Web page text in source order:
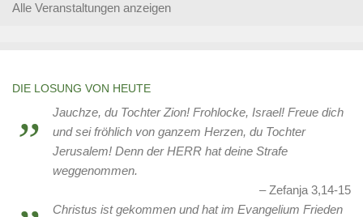
Alle Veranstaltungen anzeigen
DIE LOSUNG VON HEUTE
Jauchze, du Tochter Zion! Frohlocke, Israel! Freue dich
und sei fröhlich von ganzem Herzen, du Tochter
Jerusalem! Denn der HERR hat deine Strafe
weggenommen.
Zefanja 3,14-15
Christus ist gekommen und hat im Evangelium Frieden